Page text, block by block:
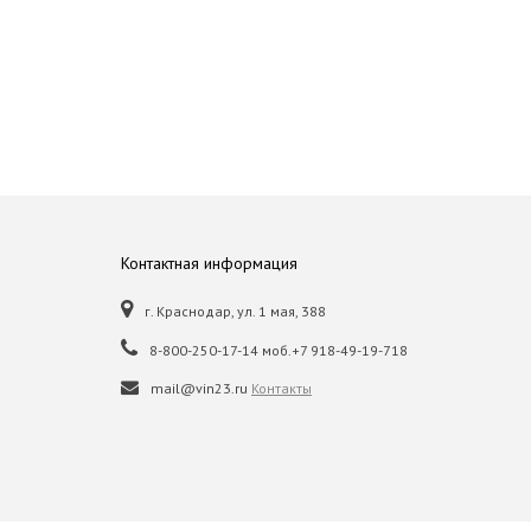
Контактная информация
г. Краснодар, ул. 1 мая, 388
8-800-250-17-14 моб.+7 918-49-19-718
mail@vin23.ru Контакты